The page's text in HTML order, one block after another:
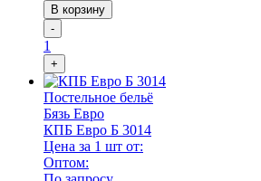
В корзину
-
1
+
Постельное бельё
Бязь Евро
КПБ Евро Б 3014
Цена за 1 шт от:
Оптом: